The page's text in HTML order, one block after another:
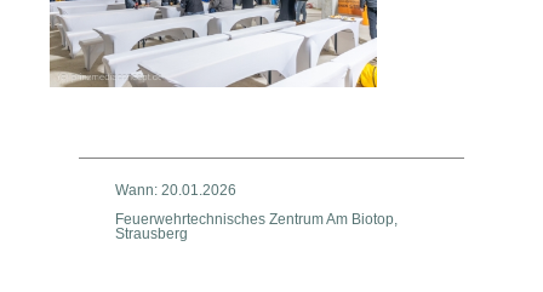
Wann: 20.01.2026
Feuerwehrtechnisches Zentrum Am Biotop,
Strausberg